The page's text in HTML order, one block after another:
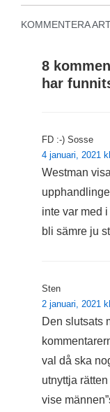
KOMMENTERA
8
har
FD :-) Sosse
4 januari, 2021
Westman
inte var med
bli sämre ju
Sten
2 januari, 2021
Den slutsats
val då ska
utnyttja
vise